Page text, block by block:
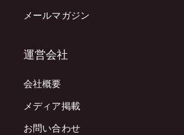
メールマガジン
運営会社
会社概要
メディア掲載
お問い合わせ